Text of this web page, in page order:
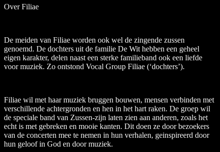
Over Filiae
De meiden van Filiae worden ook wel de zingende zussen
genoemd. De dochters uit de familie De Wit hebben een geheel
eigen karakter, delen naast een sterke familieband ook een liefde
voor muziek. Zo ontstond Vocal Group Filiae (‘dochters’).
Filiae wil met haar muziek bruggen bouwen, mensen verbinden met
verschillende achtergronden en hen in het hart raken. De groep wil
de speciale band van Zussen-zijn laten zien aan anderen, zoals het
echt is met gebreken en mooie kanten. Dit doen ze door bezoekers
van de concerten mee te nemen in hun verhalen, geinspireerd door
hun geloof in God en door muziek.